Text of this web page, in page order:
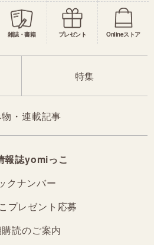
雑誌・書籍 プレゼント Onlineストア
特集
・連載記事
報誌yomiっこ
クナンバー
プレゼント応募
読のご案内